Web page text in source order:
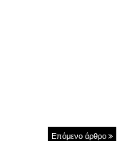
Επόμενο άρθρο